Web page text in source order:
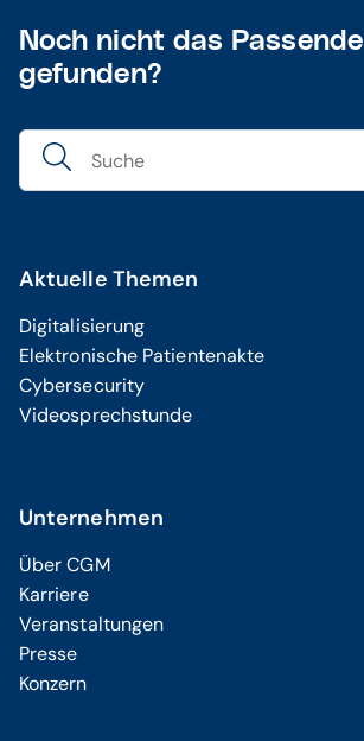
Noch nicht das Passende
gefunden?
Aktuelle Themen
Digitalisierung
Elektronische Patientenakte
Cybersecurity
Videosprechstunde
Unternehmen
Über CGM
Karriere
Veranstaltungen
Presse
Konzern